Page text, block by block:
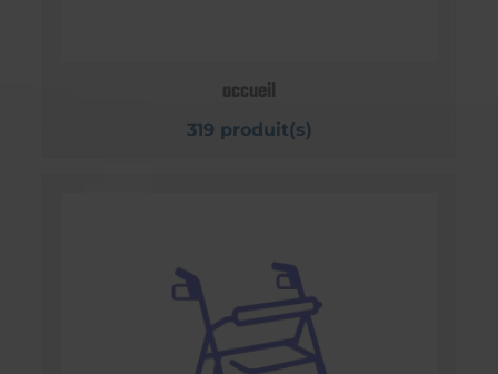
accueil
319 produit(s)